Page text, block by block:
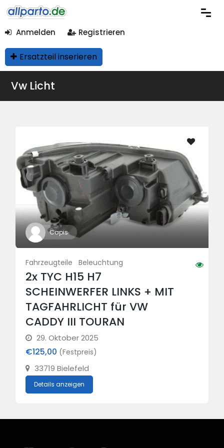
Anmelden Registrieren
Ersatzteil inserieren
Vw Licht
Capis
Fahrzeugteile Beleuchtung
2x TYC H15 H7
SCHEINWERFER LINKS + MIT
TAGFAHRLICHT für VW
CADDY III TOURAN
29. Oktober 2025
€125,00 (Festpreis)
33719 Bielefeld
Details anzeigen